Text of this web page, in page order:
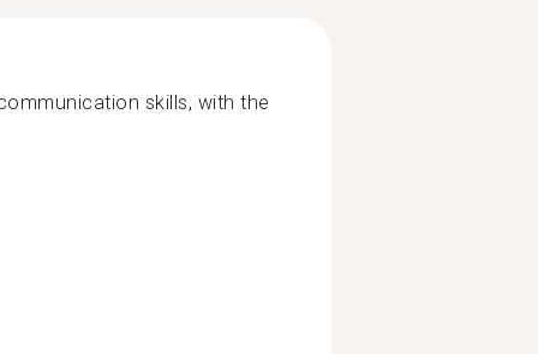
skills, with the